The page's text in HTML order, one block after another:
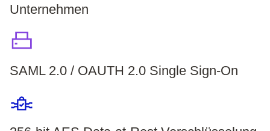
Unternehmen
SAML 2.0 / OAUTH 2.0 Single Sign-On